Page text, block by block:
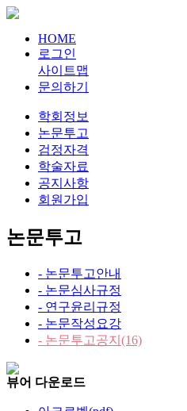
HOME
로그인
사이트맵
문의하기
학회정보
논문투고
검정자격
학술자료
공지사항
회원가입
논문투고
- 논문투고안내
- 논문심사규정
- 연구윤리규정
- 논문작성요강
- 논문투고공지 (16)
뷰어 다운로드